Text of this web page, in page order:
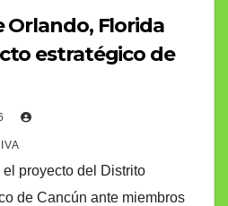
Orlando, Florida
estratégico de
proyecto del Distrito
de Cancún ante miembros